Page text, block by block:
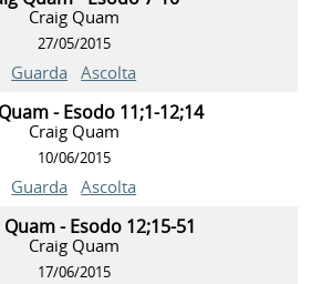
Craig Quam
27/05/2015
Guarda Ascolta
- Esodo 11;1-12;14
Craig Quam
10/06/2015
Guarda Ascolta
Quam - Esodo 12;15-51
Craig Quam
17/06/2015